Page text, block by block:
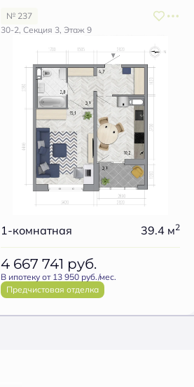
№ 237
30-2, Секция 3, Этаж 9
1-комнатная 39.4 м2
4 667 741 руб.
В ипотеку от 13 950 руб./мес.
Предчистовая отделка